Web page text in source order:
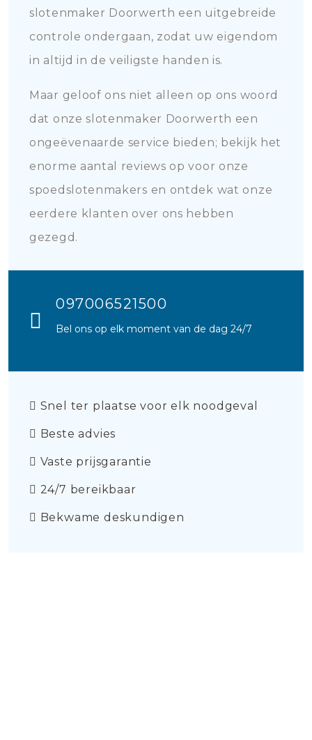
slotenmaker Doorwerth een uitgebreide
controle ondergaan, zodat uw eigendom
in altijd in de veiligste handen is.
Maar geloof ons niet alleen op ons woord
dat onze slotenmaker Doorwerth een
ongeëvenaarde service bieden; bekijk het
enorme aantal reviews op voor onze
spoedslotenmakers en ontdek wat onze
eerdere klanten over ons hebben
gezegd.
097006521500
Bel ons op elk moment van de dag 24/7
Snel ter plaatse voor elk noodgeval
Beste advies
Vaste prijsgarantie
24/7 bereikbaar
Bekwame deskundigen